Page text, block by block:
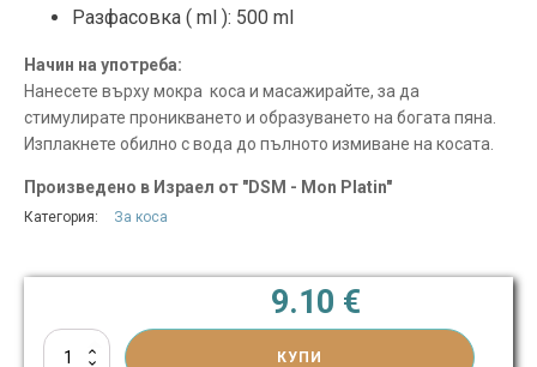
Разфасовка ( ml ): 500 ml
Начин на употреба:
Нанесете върху мокра коса и масажирайте, за да
стимулирате проникването и образуването на богата пяна.
Изплакнете обилно с вода до пълното измиване на косата.
Произведено в Израел от "DSM - Mon Platin"
Категория: За коса
9.10 €
количество
КУПИ